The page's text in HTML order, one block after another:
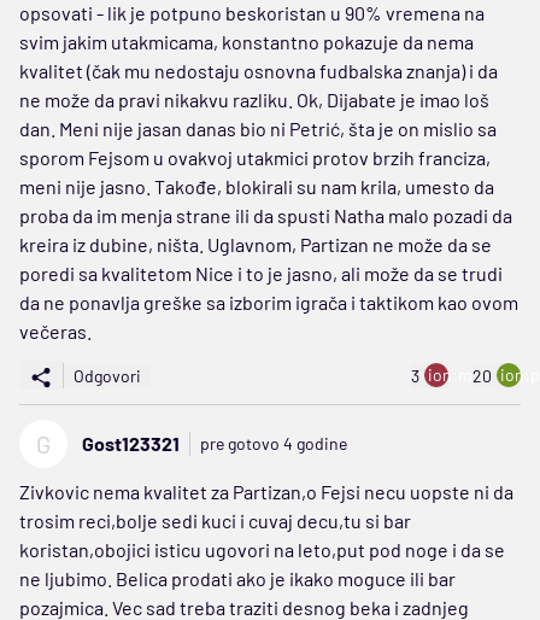
opsovati - lik je potpuno beskoristan u 90% vremena na
svim jakim utakmicama, konstantno pokazuje da nema
kvalitet (čak mu nedostaju osnovna fudbalska znanja) i da
ne može da pravi nikakvu razliku. Ok, Dijabate je imao loš
dan. Meni nije jasan danas bio ni Petrić, šta je on mislio sa
sporom Fejsom u ovakvoj utakmici protov brzih franciza,
meni nije jasno. Takođe, blokirali su nam krila, umesto da
proba da im menja strane ili da spusti Natha malo pozadi da
kreira iz dubine, ništa. Uglavnom, Partizan ne može da se
poredi sa kvalitetom Nice i to je jasno, ali može da se trudi
da ne ponavlja greške sa izborim igrača i taktikom kao ovom
večeras.
Odgovori 3 ion:minus
20
G Gost123321 pre gotovo 4 godine
Zivkovic nema kvalitet za Partizan,o Fejsi necu uopste ni da
trosim reci,bolje sedi kuci i cuvaj decu,tu si bar
koristan,obojici isticu ugovori na leto,put pod noge i da se
ne ljubimo. Belica prodati ako je ikako moguce ili bar
pozajmica. Vec sad treba traziti desnog beka i zadnjeg